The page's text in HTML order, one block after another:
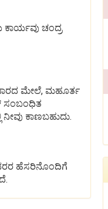
ಚಂದ್ರ
ಮೇಲೆ, ಮಹೂರ್ತ
ಸಂಬಂಧಿತ
ಕಾಣಬಹುದು.
ಹೆಸರಿನೊಂದಿಗೆ